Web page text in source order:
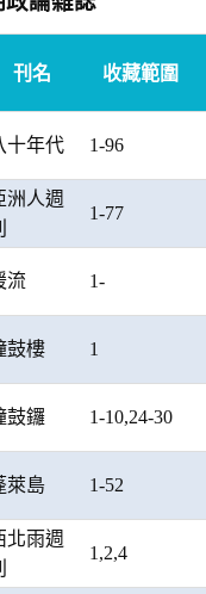
刊名 收藏範圍
十年代 1-96
洲人週
1-77
流 1-
鼓樓 1
鼓鑼 1-10,24-30
萊島 1-52
北雨週
1,2,4